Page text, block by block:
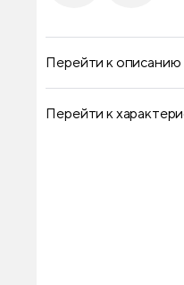
Telegram
Перейти к описанию
Перейти к